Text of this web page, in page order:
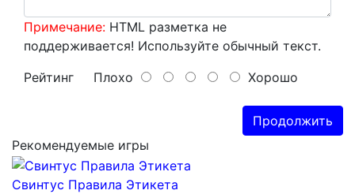
Примечание: HTML разметка не
поддерживается! Используйте обычный текст.
Рейтинг Плохо Хорошо
Продолжить
Рекомендуемые игры
Свинтус Правила Этикета